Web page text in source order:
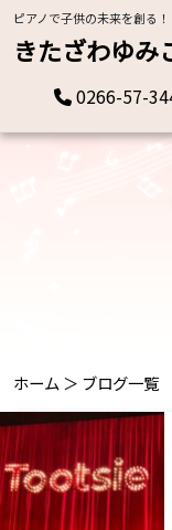
ピアノで子供の未来を創る
きたざわゆみ
0266-57-
ホーム ＞ ブログ一覧